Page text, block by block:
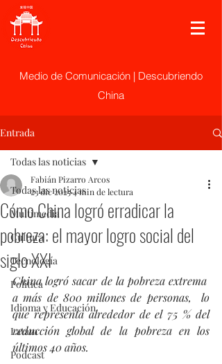
Medio de Comunicación | Descubriendo
China
Entrada
Todas las noticias
Multimedia
Cultura
Tecnología
Politica
Idioma y Educación
Latam
Podcast
Todas las noticias
Cómo China logró erradicar la
pobreza: el mayor logro social del
siglo XXI
Fabián Pizarro Arcos
23 dic 20254 min de lectura
China logró sacar de la pobreza extrema
a más de 800 millones de personas,  lo
que representa alrededor de el 75 % del
reducción global de la pobreza en los
últimos 40 años.